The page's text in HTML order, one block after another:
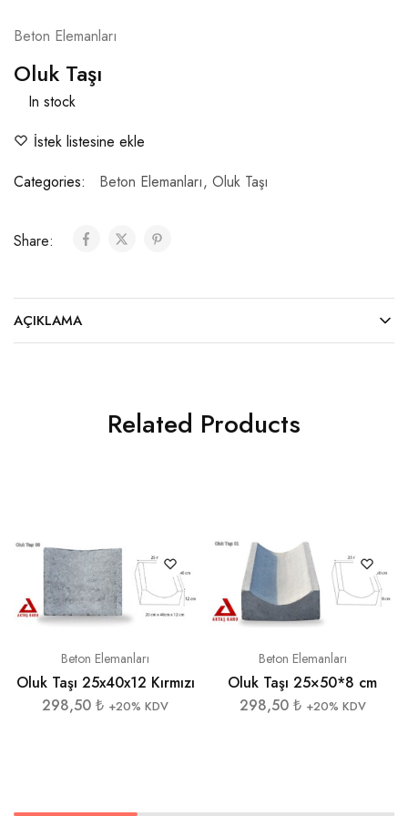
Beton Elemanları
Oluk Taşı
In stock
İstek listesine ekle
Categories:
Beton Elemanları, Oluk Taşı
Share:
AÇIKLAMA
Related Products
Beton Elemanları
Oluk Taşı 25x40x12 Kırmızı
298,50₺ +20% KDV
Beton Elemanları
Oluk Taşı 25×50*8 cm
298,50 ₺ +20% KDV